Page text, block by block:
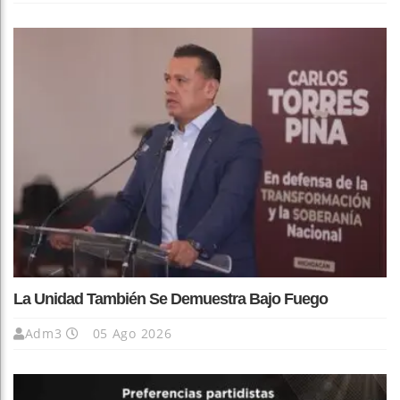
La Unidad También Se Demuestra Bajo Fuego
Adm3 05 Ago 2026